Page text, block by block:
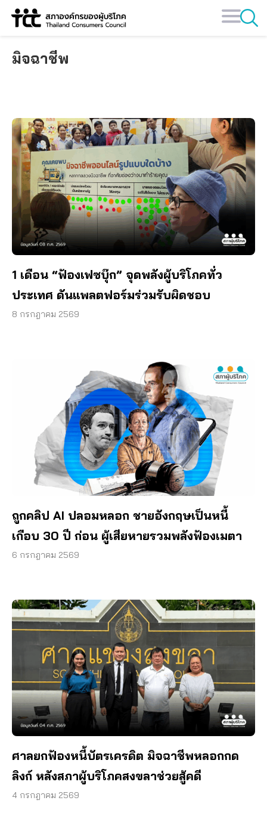
Skip
มิจฉาชีพ
1 เดือน “ฟ้องเฟซบุ๊ก” จุดพลังผู้บริโภคทั่ว
ประเทศ ดันแพลตฟอร์มร่วมรับผิดชอบ
8 กรกฎาคม 2569
ถูกคลิป AI ปลอมหลอก ชายอังกฤษเป็นหนี้
เกือบ 30 ปี ก่อน ผู้เสียหายรวมพลังฟ้องเมตา
6 กรกฎาคม 2569
ศาลยกฟ้องหนี้บัตรเครดิต มิจฉาชีพหลอกกด
ลิงก์ หลังสภาผู้บริโภคสงขลาช่วยสู้คดี
4 กรกฎาคม 2569